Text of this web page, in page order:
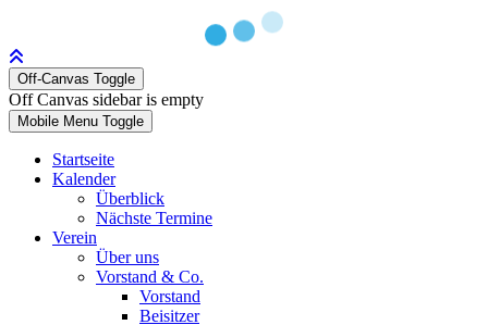
Off-Canvas Toggle
Off Canvas sidebar is empty
Mobile Menu Toggle
Startseite
Kalender
Überblick
Nächste Termine
Verein
Über uns
Vorstand & Co.
Vorstand
Beisitzer